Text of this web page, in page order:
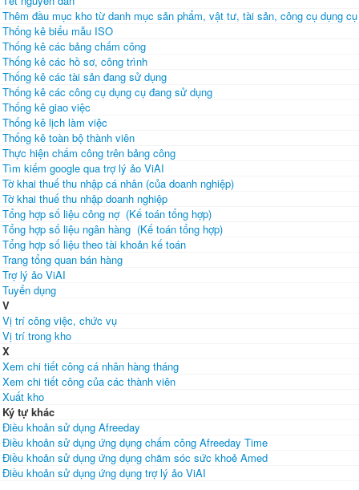
Thêm đầu mục kho từ danh mục sản phẩm, vật tư, tài sản, công cụ dụng cụ
Thống kê biểu mẫu ISO
Thống kê các bảng chấm công
Thống kê các hồ sơ, công trình
Thống kê các tài sản đang sử dụng
Thống kê các công cụ dụng cụ đang sử dụng
Thống kê giao việc
Thống kê lịch làm việc
Thống kê toàn bộ thành viên
Thực hiện chấm công trên bảng công
Tìm kiếm google qua trợ lý ảo ViAI
Tờ khai thuế thu nhập cá nhân (của doanh nghiệp)
Tờ khai thuế thu nhập doanh nghiệp
Tổng hợp số liệu công nợ (Kế toán tổng hợp)
Tổng hợp số liệu ngân hàng (Kế toán tổng hợp)
Tổng hợp số liệu theo tài khoản kế toán
Trang tổng quan bán hàng
Trợ lý ảo ViAI
Tuyển dụng
V
Vị trí công việc, chức vụ
Vị trí trong kho
X
Xem chi tiết công cá nhân hàng tháng
Xem chi tiết công của các thành viên
Xuất kho
Ký tự khác
Điều khoản sử dụng Afreeday
Điều khoản sử dụng ứng dụng chấm công Afreeday Time
Điều khoản sử dụng ứng dụng chăm sóc sức khoẻ Amed
Điều khoản sử dụng ứng dụng trợ lý ảo ViAI